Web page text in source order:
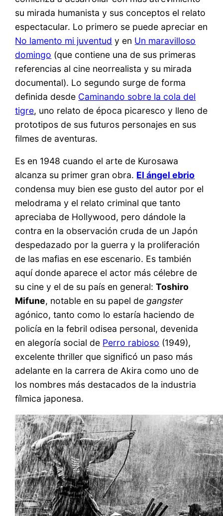
su mirada humanista y sus conceptos el relato
espectacular. Lo primero se puede apreciar en
No lamento mi juventud y en Un maravilloso
domingo (que contiene una de sus primeras
referencias al cine neorrealista y su mirada
documental). Lo segundo surge de forma
definida desde Caminando sobre la cola del
tigre, uno relato de época picaresco y lleno de
prototipos de sus futuros personajes en sus
filmes de aventuras.
Es en 1948 cuando el arte de Kurosawa
alcanza su primer gran obra. El ángel ebrio
condensa muy bien ese gusto del autor por el
melodrama y el relato criminal que tanto
apreciaba de Hollywood, pero dándole la
contra en la observación cruda de un Japón
despedazado por la guerra y la proliferación
de las mafias en ese escenario. Es también
aquí donde aparece el actor más célebre de
su cine y el de su país en general:Toshiro
Mifune, notable en su papel degangster
agónico, tanto como lo estaría haciendo de
policía en la febril odisea personal, devenida
en alegoría social de Perro rabioso (1949),
excelente thriller que significó un paso más
adelante en la carrera de Akira como uno de
los nombres más destacados de la industria
fílmica japonesa.